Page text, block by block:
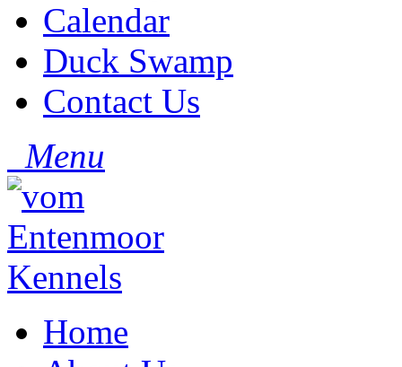
Calendar
Duck Swamp
Contact Us
Menu
Home